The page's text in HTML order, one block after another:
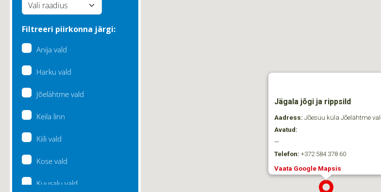
Filtreeri piirkonna järgi:
Anija vald
Harku vald
Jõelähtme vald
Keila linn
Kiili vald
Kose vald
Kuusalu vald
Jägala jõgi ja rippsild
Aadress: Jõesuu küla Jõelähtme
Avatud:
—
Telefon: +372 584 378 60
Vaata Google Mapsis